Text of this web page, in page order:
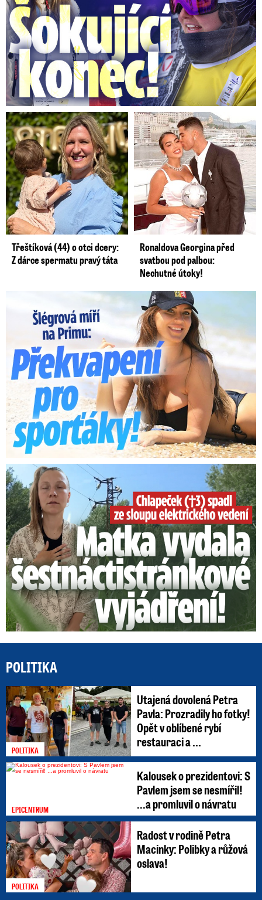
Třeštíková (44) o otci dcery:
Z dárce spermatu pravý táta
Ronaldova Georgina před
svatbou pod palbou:
Nechutné útoky!
Lucie Šlégrová míří na Primu. Překvapení pro sporťáky!
Smrtelný pád chlapce: Matka vydala vyjádření na 16 stran
POLITIKA
POLITIKA
Utajená dovolená Petra
Pavla: Prozradily ho fotky!
Opět v oblíbené rybí
restauraci a ...
EPICENTRUM
Kalousek o prezidentovi: S
Pavlem jsem se nesmířil!
...a promluvil o návratu
POLITIKA
Radost v rodině Petra
Macinky: Polibky a růžová
oslava!